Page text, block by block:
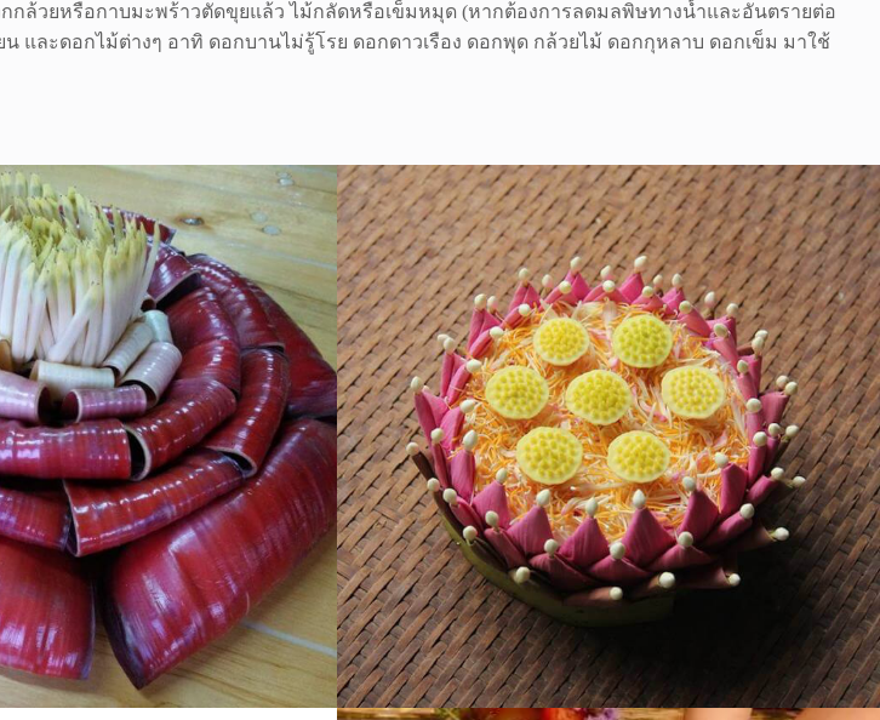
วยหรือกาบมะพร้าวตัดขุยแล้ว ไม้กลัดหรือเข็มหมุด (หากต้องการลดมลพิษทางน้ำและอันตรายต่อ
ละดอกไม้ต่างๆ อาทิ ดอกบานไม่รู้โรย ดอกดาวเรือง ดอกพุด กล้วยไม้ ดอกกุหลาบ ดอกเข็ม มาใช้